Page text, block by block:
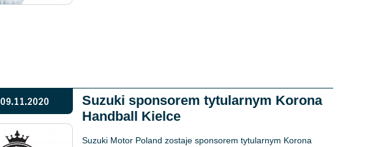
09.11.2020
Suzuki sponsorem tytularnym Korona
Handball Kielce
Suzuki Motor Poland zostaje sponsorem tytularnym Korona